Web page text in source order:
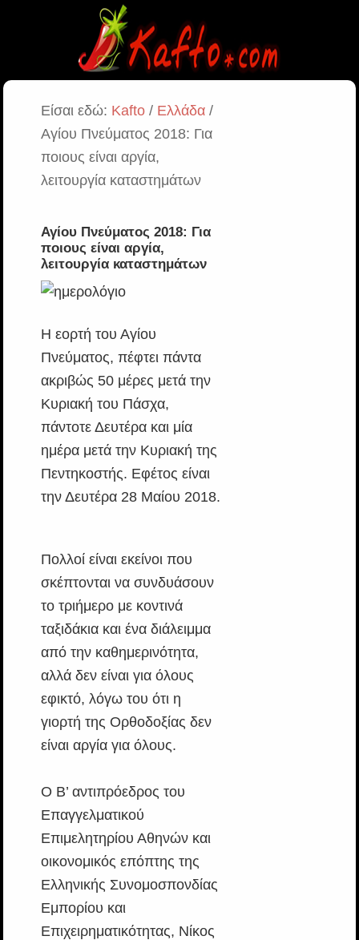
Είσαι εδώ: Kafto/ Ελλάδα/
Αγίου Πνεύματος 2018: Για
ποιους είναι αργία,
λειτουργία καταστημάτων
Αγίου Πνεύματος 2018: Για
ποιους είναι αργία,
λειτουργία καταστημάτων
Η εορτή του Αγίου
Πνεύματος, πέφτει πάντα
ακριβώς 50 μέρες μετά την
Κυριακή του Πάσχα,
πάντοτε Δευτέρα και μία
ημέρα μετά την Κυριακή της
Πεντηκοστής. Εφέτος είναι
την Δευτέρα 28 Μαίου 2018.
Πολλοί είναι εκείνοι που
σκέπτονται να συνδυάσουν
το τριήμερο με κοντινά
ταξιδάκια και ένα διάλειμμα
από την καθημερινότητα,
αλλά δεν είναι για όλους
εφικτό, λόγω του ότι η
γιορτή της Ορθοδοξίας δεν
είναι αργία για όλους.
Ο Β’ αντιπρόεδρος του
Επαγγελματικού
Επιμελητηρίου Αθηνών και
οικονομικός επόπτης της
Ελληνικής Συνομοσπονδίας
Εμπορίου και
Επιχειρηματικότητας, Νίκος